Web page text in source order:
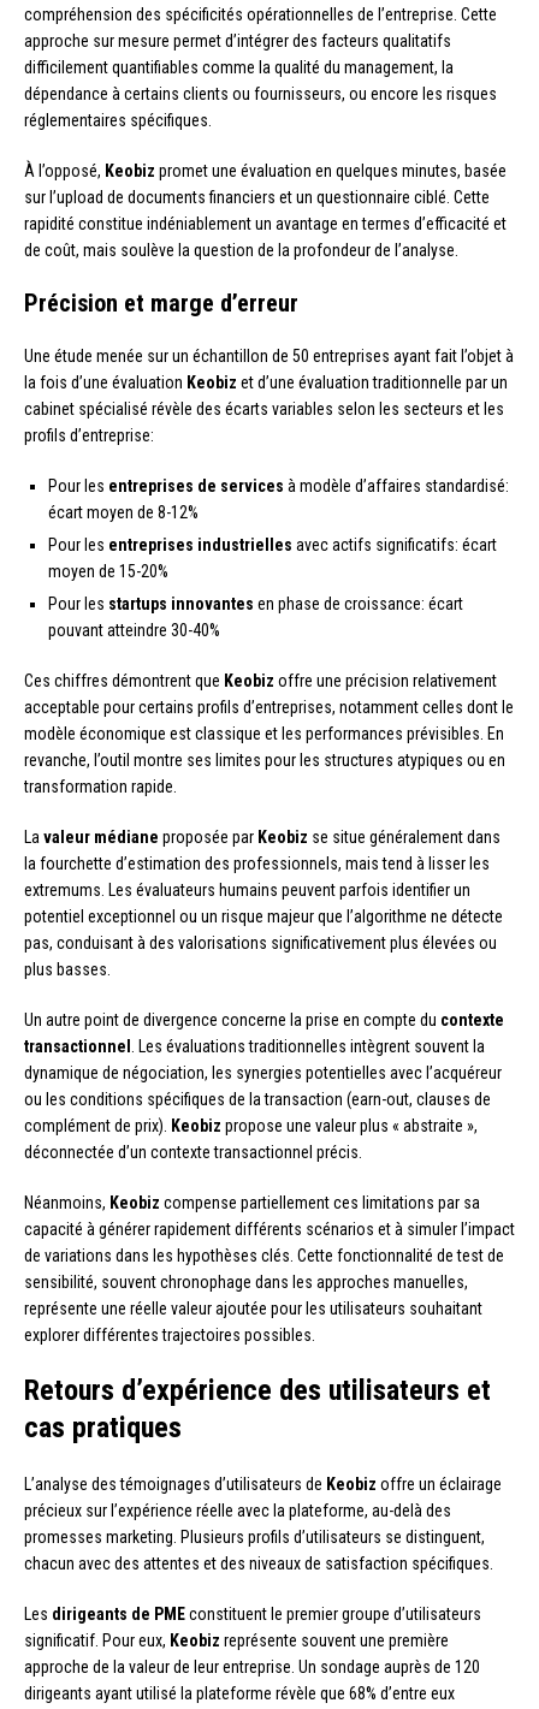
compréhension des spécificités opérationnelles de l’entreprise. Cette
approche sur mesure permet d’intégrer des facteurs qualitatifs
difficilement quantifiables comme la qualité du management, la
dépendance à certains clients ou fournisseurs, ou encore les risques
réglementaires spécifiques.
À l’opposé, Keobiz promet une évaluation en quelques minutes, basée
sur l’upload de documents financiers et un questionnaire ciblé. Cette
rapidité constitue indéniablement un avantage en termes d’efficacité et
de coût, mais soulève la question de la profondeur de l’analyse.
Précision et marge d’erreur
Une étude menée sur un échantillon de 50 entreprises ayant fait l’objet à
la fois d’une évaluation Keobiz et d’une évaluation traditionnelle par un
cabinet spécialisé révèle des écarts variables selon les secteurs et les
profils d’entreprise:
Pour les entreprises de services à modèle d’affaires standardisé:
écart moyen de 8-12%
Pour les entreprises industrielles avec actifs significatifs: écart
moyen de 15-20%
Pour les startups innovantes en phase de croissance: écart
pouvant atteindre 30-40%
Ces chiffres démontrent que Keobiz offre une précision relativement
acceptable pour certains profils d’entreprises, notamment celles dont le
modèle économique est classique et les performances prévisibles. En
revanche, l’outil montre ses limites pour les structures atypiques ou en
transformation rapide.
La valeur médiane proposée par Keobiz se situe généralement dans
la fourchette d’estimation des professionnels, mais tend à lisser les
extremums. Les évaluateurs humains peuvent parfois identifier un
potentiel exceptionnel ou un risque majeur que l’algorithme ne détecte
pas, conduisant à des valorisations significativement plus élevées ou
plus basses.
Un autre point de divergence concerne la prise en compte du contexte
transactionnel
. Les évaluations traditionnelles intègrent souvent la
dynamique de négociation, les synergies potentielles avec l’acquéreur
ou les conditions spécifiques de la transaction (earn-out, clauses de
complément de prix).
Keobiz propose une valeur plus « abstraite »,
déconnectée d’un contexte transactionnel précis.
Néanmoins, Keobiz compense partiellement ces limitations par sa
capacité à générer rapidement différents scénarios et à simuler l’impact
de variations dans les hypothèses clés. Cette fonctionnalité de test de
sensibilité, souvent chronophage dans les approches manuelles,
représente une réelle valeur ajoutée pour les utilisateurs souhaitant
explorer différentes trajectoires possibles.
Retours d’expérience des utilisateurs et
cas pratiques
L’analyse des témoignages d’utilisateurs de Keobiz offre un éclairage
précieux sur l’expérience réelle avec la plateforme, au-delà des
promesses marketing. Plusieurs profils d’utilisateurs se distinguent,
chacun avec des attentes et des niveaux de satisfaction spécifiques.
Les dirigeants de PMEconstituent le premier groupe d’utilisateurs
significatif. Pour eux, Keobiz représente souvent une première
approche de la valeur de leur entreprise. Un sondage auprès de 120
dirigeants ayant utilisé la plateforme révèle que 68% d’entre eux